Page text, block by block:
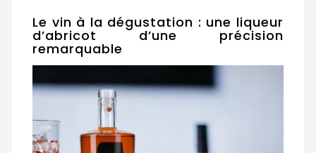
Le vin à la dégustation : une liqueur
d’abricot d’une précision
remarquable